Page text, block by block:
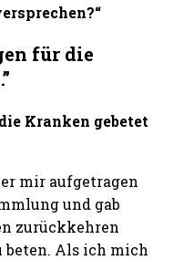
für die
Kranken gebetet
mir aufgetragen
und gab
zurückkehren
beten. Als ich mich